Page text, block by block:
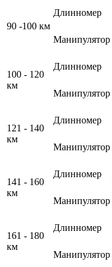
90 -100 км
Длинномер
Манипулятор
100 - 120
км
Длинномер
Манипулятор
121 - 140
км
Длинномер
Манипулятор
141 - 160
км
Длинномер
Манипулятор
161 - 180
км
Длинномер
Манипулятор